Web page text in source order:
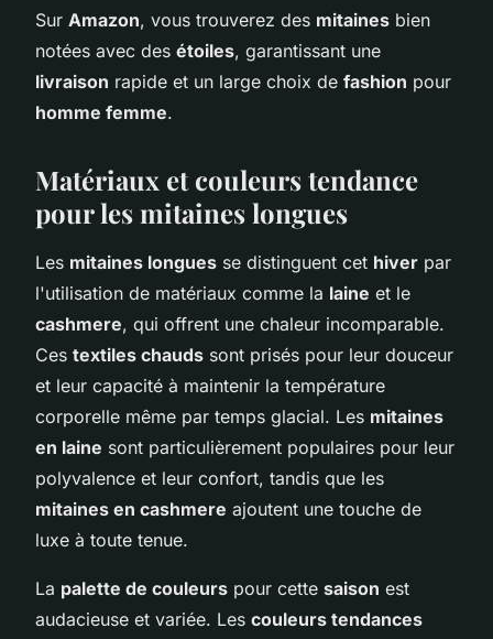
Sur Amazon, vous trouverez des mitaines bien
notées avec des étoiles, garantissant une
livraison rapide et un large choix de fashion pour
homme femme.
Matériaux et couleurs tendance
pour les mitaines longues
Les mitaines longues se distinguent cet hiver par
l'utilisation de matériaux comme la laine et le
cashmere, qui offrent une chaleur incomparable.
Ces textiles chauds sont prisés pour leur douceur
et leur capacité à maintenir la température
corporelle même par temps glacial. Les mitaines
en laine sont particulièrement populaires pour leur
polyvalence et leur confort, tandis que les
mitaines en cashmere ajoutent une touche de
luxe à toute tenue.
La palette de couleurs pour cette saison est
audacieuse et variée. Les couleurs tendances